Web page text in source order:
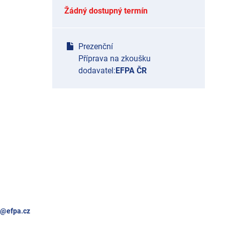
Žádný dostupný termín
Prezenční
Příprava na zkoušku
dodavatel:EFPA ČR